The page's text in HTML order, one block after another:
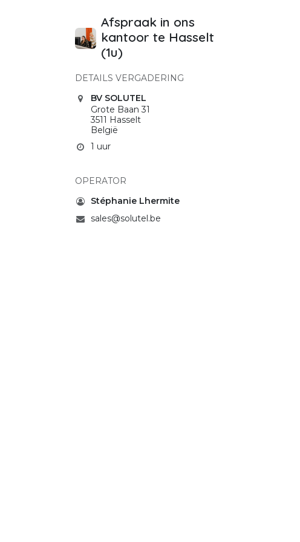
Afspraak in ons
kantoor te Hasselt
(1u)
DETAILS VERGADERING
BV SOLUTEL
Grote Baan 31
3511 Hasselt
België
1 uur
OPERATOR
Stéphanie Lhermite
sales@solutel.be